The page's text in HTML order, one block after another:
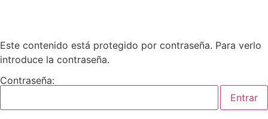
Este contenido está protegido por contraseña. Para verlo
introduce la contraseña.
Contraseña: